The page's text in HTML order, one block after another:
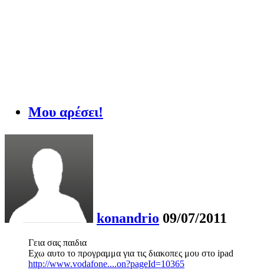
Μου αρέσει!
konandrio 09/07/2011
Γεια σας παιδια
Εχω αυτο το προγραμμα για τις διακοπες μου στο ipad
http://www.vodafone....on?pageId=10365